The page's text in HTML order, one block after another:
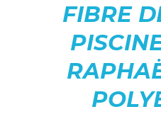
FIBRE